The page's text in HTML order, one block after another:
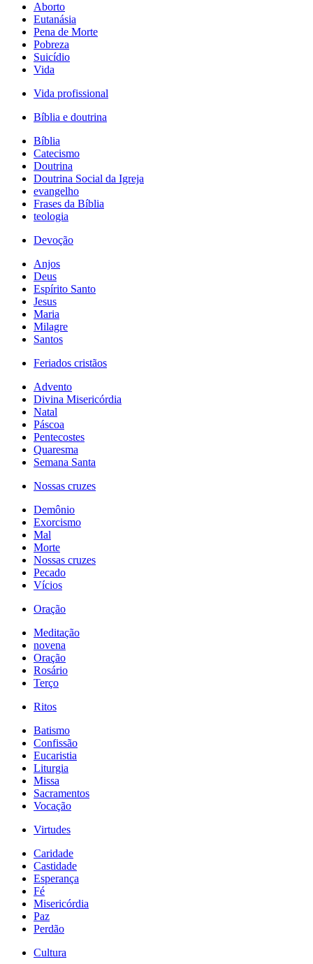
Aborto
Eutanásia
Pena de Morte
Pobreza
Suicídio
Vida
Vida profissional
Bíblia e doutrina
Bíblia
Catecismo
Doutrina
Doutrina Social da Igreja
evangelho
Frases da Bíblia
teologia
Devoção
Anjos
Deus
Espírito Santo
Jesus
Maria
Milagre
Santos
Feriados cristãos
Advento
Divina Misericórdia
Natal
Páscoa
Pentecostes
Quaresma
Semana Santa
Nossas cruzes
Demônio
Exorcismo
Mal
Morte
Nossas cruzes
Pecado
Vícios
Oração
Meditação
novena
Oração
Rosário
Terço
Ritos
Batismo
Confissão
Eucaristia
Liturgia
Missa
Sacramentos
Vocação
Virtudes
Caridade
Castidade
Esperança
Fé
Misericórdia
Paz
Perdão
Cultura